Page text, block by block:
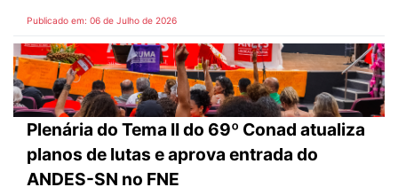
Publicado em: 06 de Julho de 2026
Plenária do Tema II do 69º Conad atualiza
planos de lutas e aprova entrada do
ANDES-SN no FNE